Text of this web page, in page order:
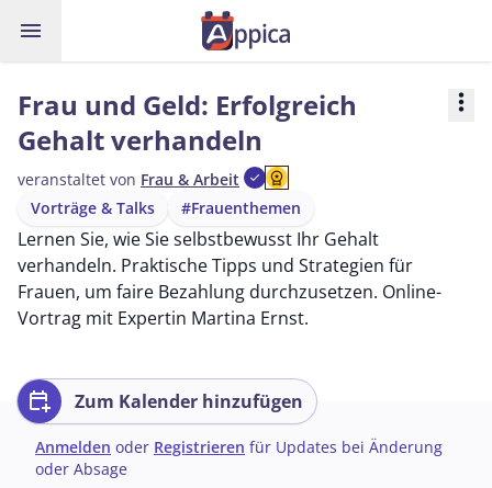
menu
Frau und Geld: Erfolgreich
Gehalt verhandeln
veranstaltet von Frau & Arbeit check workspace_premium
more_vert
Vorträge & Talks #Frauenthemen
Lernen Sie, wie Sie selbstbewusst Ihr Gehalt
verhandeln. Praktische Tipps und Strategien für
Frauen, um faire Bezahlung durchzusetzen. Online-
Vortrag mit Expertin Martina Ernst.
calendar_add_on Zum Kalender hinzufügen
Anmelden oder Registrieren für Updates bei Änderung
oder Absage